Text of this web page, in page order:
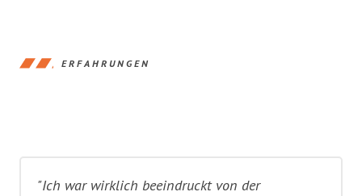
ERFAHRUNGEN
"Ich war wirklich beeindruckt von der